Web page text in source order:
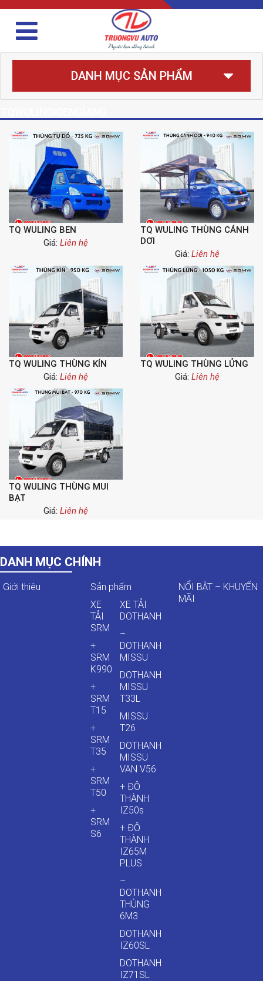
DANH MỤC SẢN PHẨM
TQ WULING BEN
Giá: Liên hệ
TQ WULING THÙNG CÁNH
DƠI
Giá: Liên hệ
TQ WULING THÙNG KÍN
Giá: Liên hệ
TQ WULING THÙNG LỬNG
Giá: Liên hệ
TQ WULING THÙNG MUI
BẠT
Giá: Liên hệ
DANH MỤC CHÍNH
Giới thiệu
Sản phẩm
XE
TẢI
SRM
+
SRM
K990
+
SRM
T15
+
SRM
T35
+
SRM
T50
+
SRM
S6
XE TẢI
DOTHANH
–
DOTHANH
MISSU
DOTHANH
MISSU
T33L
MISSU
T26
DOTHANH
MISSU
VAN V56
+ ĐÔ
THÀNH
IZ50s
+ ĐÔ
THÀNH
IZ65M
PLUS
–
DOTHANH
THÙNG
6M3
DOTHANH
IZ60SL
DOTHANH
IZ71SL
NỔI BẬT – KHUYẾN
MÃI